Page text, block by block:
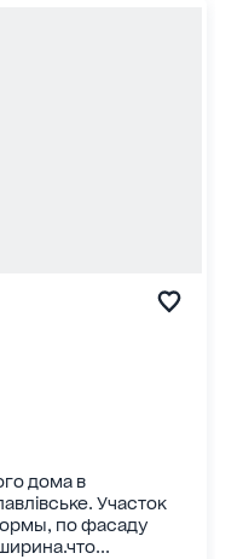
дома в
Участок
по фасаду